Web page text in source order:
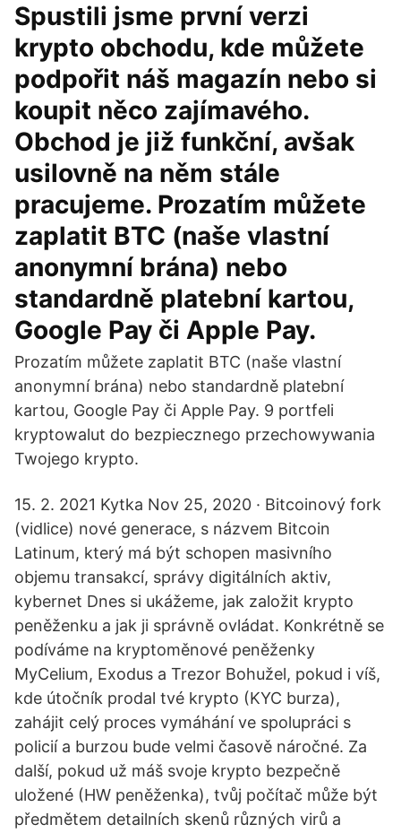
Spustili jsme první verzi
krypto obchodu, kde můžete
podpořit náš magazín nebo si
koupit něco zajímavého.
Obchod je již funkční, avšak
usilovně na něm stále
pracujeme. Prozatím můžete
zaplatit BTC (naše vlastní
anonymní brána) nebo
standardně platební kartou,
Google Pay či Apple Pay.
Prozatím můžete zaplatit BTC (naše vlastní
anonymní brána) nebo standardně platební
kartou, Google Pay či Apple Pay. 9 portfeli
kryptowalut do bezpiecznego przechowywania
Twojego krypto.
15. 2. 2021 Kytka Nov 25, 2020 · Bitcoinový fork
(vidlice) nové generace, s názvem Bitcoin
Latinum, který má být schopen masivního
objemu transakcí, správy digitálních aktiv,
kybernet Dnes si ukážeme, jak založit krypto
peněženku a jak ji správně ovládat. Konkrétně se
podíváme na kryptoměnové peněženky
MyCelium, Exodus a Trezor Bohužel, pokud i víš,
kde útočník prodal tvé krypto (KYC burza),
zahájit celý proces vymáhání ve spolupráci s
policií a burzou bude velmi časově náročné. Za
další, pokud už máš svoje krypto bezpečně
uložené (HW peněženka), tvůj počítač může být
předmětem detailních skenů různých virů a